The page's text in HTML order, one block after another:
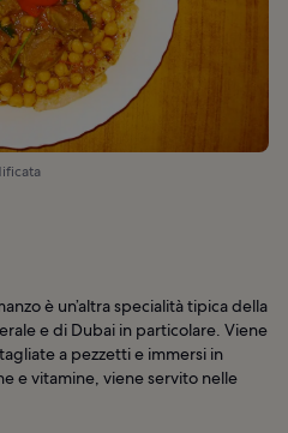
è un’altra specialità tipica della
e di Dubai in particolare. Viene
a pezzetti e immersi in
e vitamine, viene servito nelle